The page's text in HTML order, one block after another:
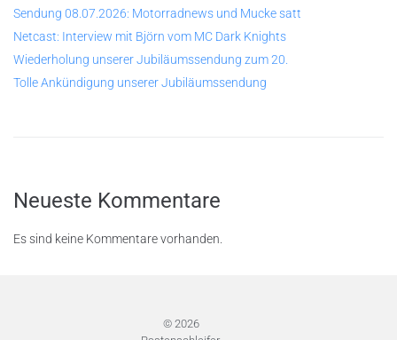
Sendung 08.07.2026: Motorradnews und Mucke satt
Netcast: Interview mit Björn vom MC Dark Knights
Wiederholung unserer Jubiläumssendung zum 20.
Tolle Ankündigung unserer Jubiläumssendung
Neueste Kommentare
Es sind keine Kommentare vorhanden.
© 2026